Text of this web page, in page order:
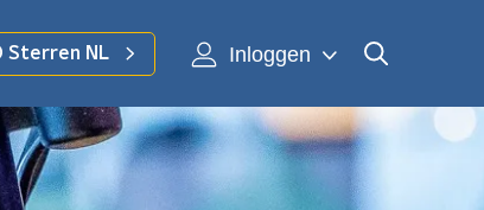
Sterren NL Inloggen